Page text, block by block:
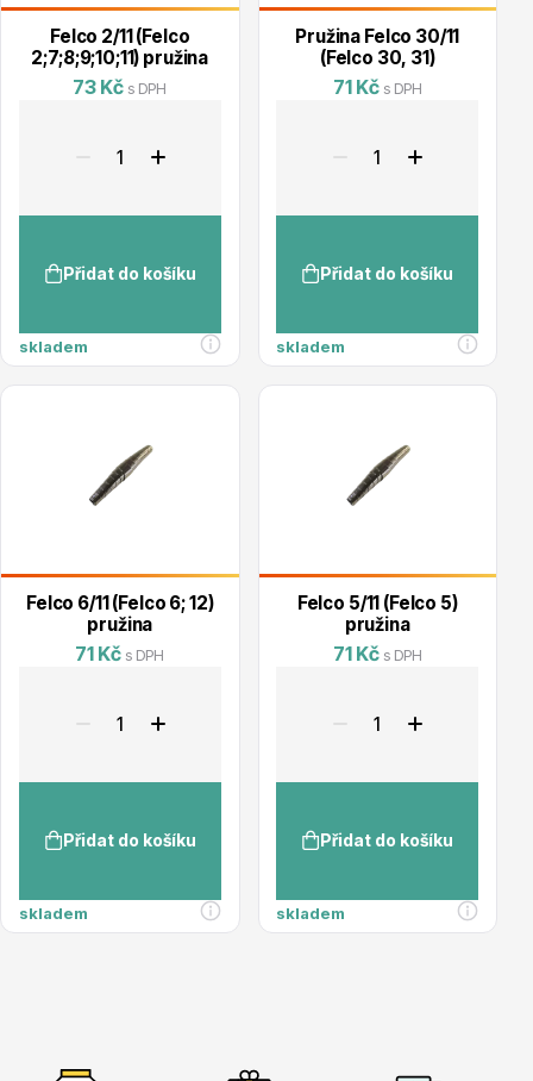
Nářadí, příslušenství
Felco 2/11 (Felco
2;7;8;9;10;11) pružina
73 Kč s DPH
Přidat do košíku
skladem
Pružina Felco 30/11
(Felco 30, 31)
71 Kč s DPH
Přidat do košíku
skladem
Felco 6/11 (Felco 6; 12)
pružina
71 Kč s DPH
Přidat do košíku
skladem
Felco 5/11 (Felco 5)
pružina
71 Kč s DPH
Přidat do košíku
skladem